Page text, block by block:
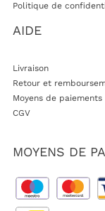
Politique de
AIDE
Livraison
Retour et
Moyens de paiements
CGV
MOYENS DE